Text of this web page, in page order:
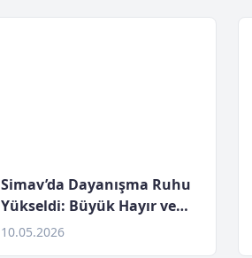
Simav’da Dayanışma Ruhu
Yükseldi: Büyük Hayır ve
Toplu Sünnet Şöleni
10.05.2026